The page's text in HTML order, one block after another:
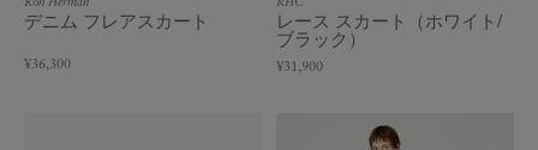
Ron Herman
デニム フレアスカート
¥36,300
RHC
レース スカート（ホワイト/
ブラック）
¥31,900